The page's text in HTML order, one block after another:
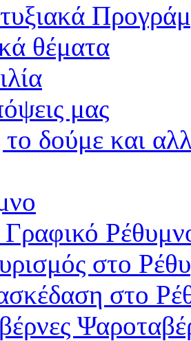
θέματα
μας
δούμε και
στο
στο